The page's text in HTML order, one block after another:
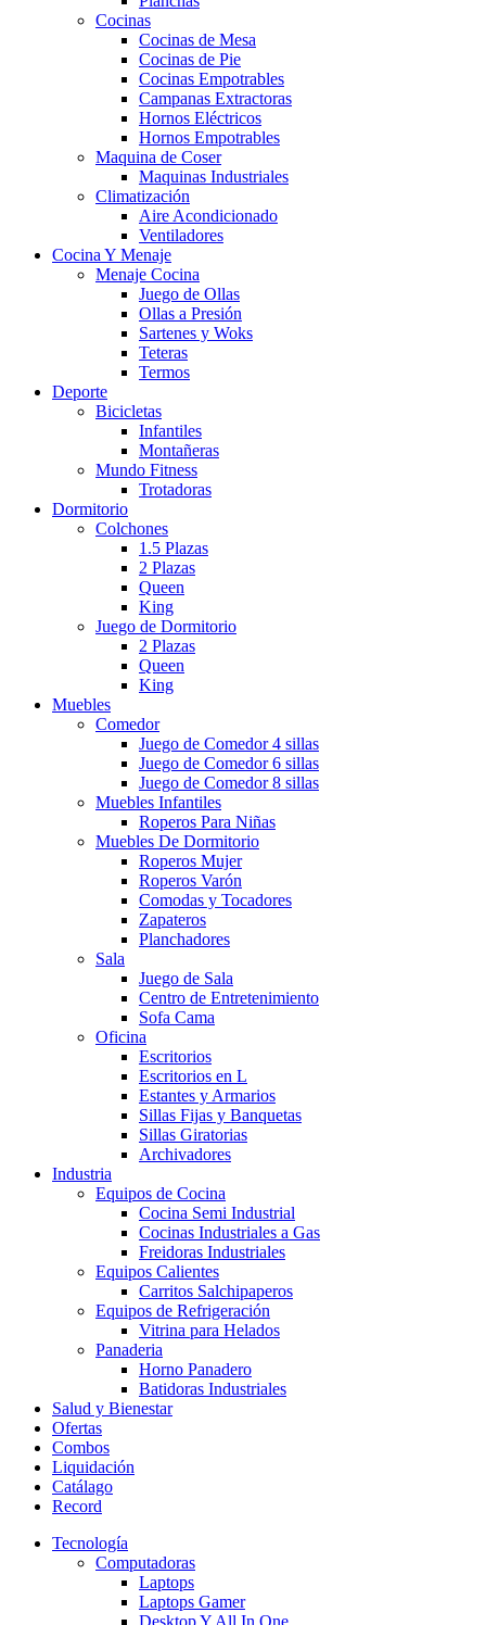
Cocinas
Cocinas de Mesa
Cocinas de Pie
Cocinas Empotrables
Campanas Extractoras
Hornos Eléctricos
Hornos Empotrables
Maquina de Coser
Maquinas Industriales
Climatización
Aire Acondicionado
Ventiladores
Cocina Y Menaje
Menaje Cocina
Juego de Ollas
Ollas a Presión
Sartenes y Woks
Teteras
Termos
Deporte
Bicicletas
Infantiles
Montañeras
Mundo Fitness
Trotadoras
Dormitorio
Colchones
1.5 Plazas
2 Plazas
Queen
King
Juego de Dormitorio
2 Plazas
Queen
King
Muebles
Comedor
Juego de Comedor 4 sillas
Juego de Comedor 6 sillas
Juego de Comedor 8 sillas
Muebles Infantiles
Roperos Para Niñas
Muebles De Dormitorio
Roperos Mujer
Roperos Varón
Comodas y Tocadores
Zapateros
Planchadores
Sala
Juego de Sala
Centro de Entretenimiento
Sofa Cama
Oficina
Escritorios
Escritorios en L
Estantes y Armarios
Sillas Fijas y Banquetas
Sillas Giratorias
Archivadores
Industria
Equipos de Cocina
Cocina Semi Industrial
Cocinas Industriales a Gas
Freidoras Industriales
Equipos Calientes
Carritos Salchipaperos
Equipos de Refrigeración
Vitrina para Helados
Panaderia
Horno Panadero
Batidoras Industriales
Salud y Bienestar
Ofertas
Combos
Liquidación
Catálago
Record
Tecnología
Computadoras
Laptops
Laptops Gamer